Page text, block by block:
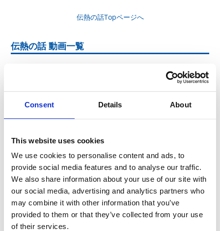
Consent Details About
This website uses cookies
We use cookies to personalise content and ads, to
provide social media features and to analyse our traffic.
We also share information about your use of our site with
our social media, advertising and analytics partners who
may combine it with other information that you’ve
provided to them or that they’ve collected from your use
of their services.
伝熱の話Topページへ
伝熱の話 動画一覧